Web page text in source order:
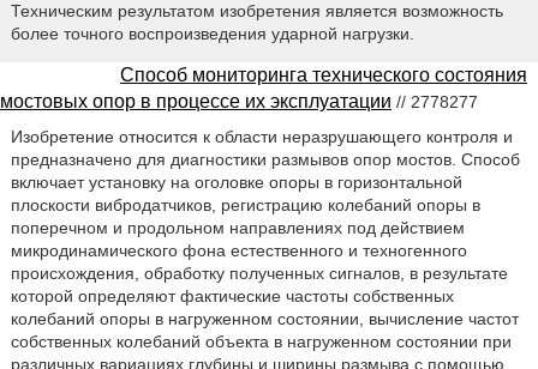
Техническим результатом изобретения является возможность
более точного воспроизведения ударной нагрузки.
Способ мониторинга технического состояния
мостовых опор в процессе их эксплуатации // 2778277
Изобретение относится к области неразрушающего контроля и
предназначено для диагностики размывов опор мостов. Способ
включает установку на оголовке опоры в горизонтальной
плоскости вибродатчиков, регистрацию колебаний опоры в
поперечном и продольном направлениях под действием
микродинамического фона естественного и техногенного
происхождения, обработку полученных сигналов, в результате
которой определяют фактические частоты собственных
колебаний опоры в нагруженном состоянии, вычисление частот
собственных колебаний объекта в нагруженном состоянии при
различных вариациях глубины и ширины размыва с помощью